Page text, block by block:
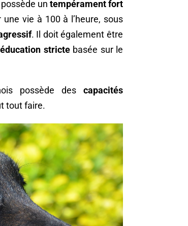
un tempérament fort
vie à 100 à l’heure, sous
. Il doit également être
éducation strictebasée sur le
possède des capacités
tout faire.